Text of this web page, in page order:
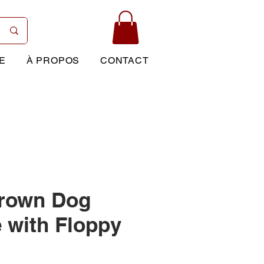
À PROPOS CONTACT
Dog
with Floppy